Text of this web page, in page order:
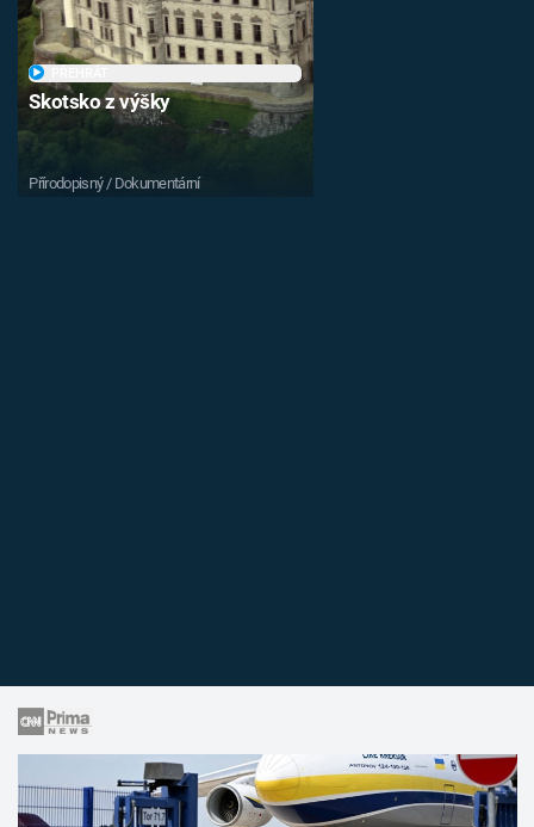
Skotsko z výšky
Přírodopisný / Dokumentární